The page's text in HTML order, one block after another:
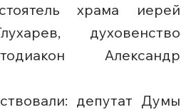
храма иерей
духовенство
Александр
депутат Думы